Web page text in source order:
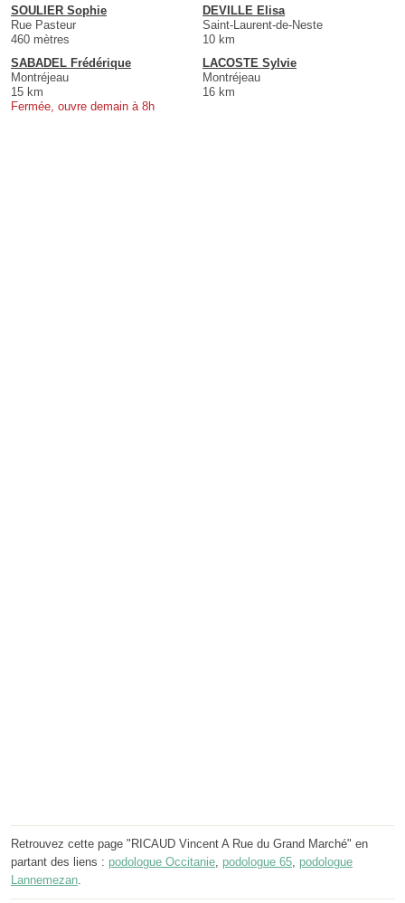
SOULIER Sophie
Rue Pasteur
460 mètres
DEVILLE Elisa
Saint-Laurent-de-Neste
10 km
SABADEL Frédérique
Montréjeau
15 km
Fermée, ouvre demain à 8h
LACOSTE Sylvie
Montréjeau
16 km
Retrouvez cette page "RICAUD Vincent A Rue du Grand Marché" en
partant des liens : podologue Occitanie podologue 65 podologue
Lannemezan